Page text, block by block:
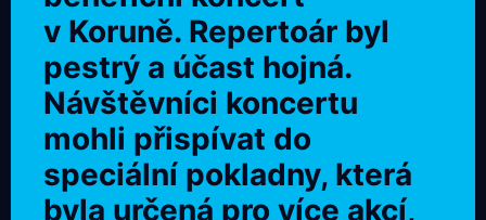
v Koruně. Repertoár byl
pestrý a účast hojná.
Návštěvníci koncertu
mohli přispívat do
speciální pokladny, která
byla určená pro více akcí,